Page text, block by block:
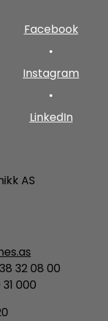
Facebook
•
Instagram
•
LinkedIn
AS
32 08 00
000